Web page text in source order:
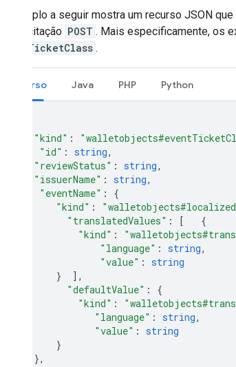
O exemplo a seguir mostra um recurso JSON
da solicitação POST . Mais especificamente, os
EventTicketClass .
Recurso Java PHP Python
"kind" :
"id" : string,
"reviewStatus" : string,
"issuerName" : string,
"eventName" :
{
"kind" :
"translatedValues" : [
{
"kind" :
"language" : string,
"value" : string
}
],
"defaultValue" :
{
"kind" :
"language" : string,
"value" : string
}
},